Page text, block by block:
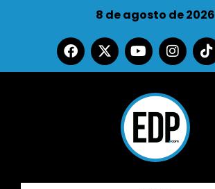
8 de agosto de 2026